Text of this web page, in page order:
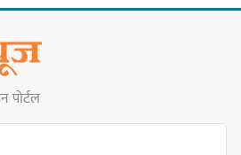
लागि विशेष समिति गठन गर्न
आग्रह : कुमार लिङ्देन
प्रमुख बेघालाई अश्लील शब्द
पोर्टल